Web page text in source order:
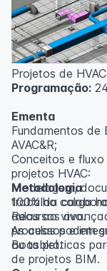
Professor(a):
Projetos de
Programação:
Ementa
Fundamentos de
AVAC&R;
Conceitos e
projetos HVAC:
Modelagem,
trabalho
Recursos
processos e
Boas práticas
de projetos BIM.
Metodologia
100% da carga
aulas ao vivo.
As aulas podem
ou tablet.